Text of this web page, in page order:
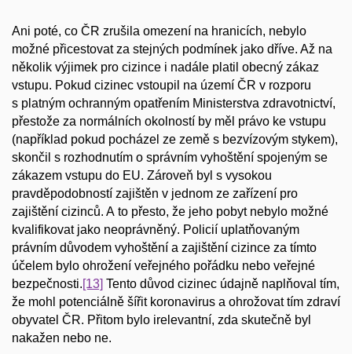
Ani poté, co ČR zrušila omezení na hranicích, nebylo
možné přicestovat za stejných podmínek jako dříve. Až na
několik výjimek pro cizince i nadále platil obecný zákaz
vstupu. Pokud cizinec vstoupil na území ČR v rozporu
s platným ochranným opatřením Ministerstva zdravotnictví,
přestože za normálních okolností by měl právo ke vstupu
(například pokud pocházel ze země s bezvízovým stykem),
skončil s rozhodnutím o správním vyhoštění spojeným se
zákazem vstupu do EU. Zároveň byl s vysokou
pravděpodobností zajištěn v jednom ze zařízení pro
zajištění cizinců. A to přesto, že jeho pobyt nebylo možné
kvalifikovat jako neoprávněný. Policií uplatňovaným
právním důvodem vyhoštění a zajištění cizince za tímto
účelem bylo ohrožení veřejného pořádku nebo veřejné
bezpečnosti. [13] Tento důvod cizinec údajně naplňoval tím,
že mohl potenciálně šířit koronavirus a ohrožovat tím zdraví
obyvatel ČR. Přitom bylo irelevantní, zda skutečně byl
nakažen nebo ne.